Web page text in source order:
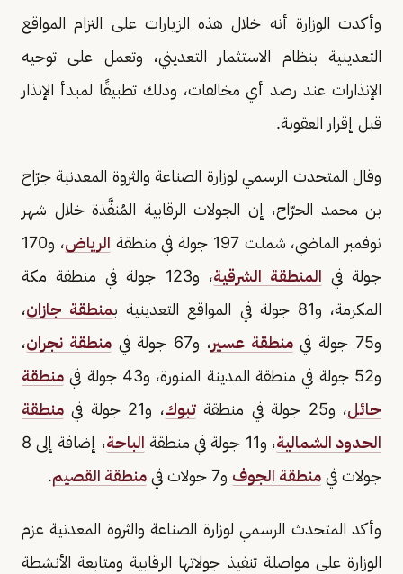
وأكدت الوزارة أنه خلال هذه الزيارات على التزام المواقع
التعدينية بنظام الاستثمار التعديني، وتعمل على توجيه
الإنذارات عند رصد أي مخالفات، وذلك تطبيقًا لمبدأ الإنذار
قبل إقرار العقوبة.
وقال المتحدث الرسمي لوزارة الصناعة والثروة المعدنية جرّاح
بن محمد الجرّاح، إن الجولات الرقابية المُنفَّذة خلال شهر
نوفمبر الماضي، شملت 197 جولة في منطقة
الرياض
، و170
جولة في المنطقة الشرقية
، و123 جولة في منطقة مكة
المكرمة، و81 جولة في المواقع التعدينية ب
منطقة جازان،
و75 جولة في
منطقة عسير، و67 جولة في منطقة نجران،
و52 جولة في منطقة المدينة المنورة، و43 جولة في
منطقة
حائل، و25 جولة في منطقة تبوك، و21 جولة في
منطقة
الحدود الشمالية، و11 جولة في منطقة الباحة
، إضافة إلى 8
جولات في منطقة الجوف و7 جولات في منطقة القصيم.
وأكد المتحدث الرسمي لوزارة الصناعة والثروة المعدنية عزم
الوزارة على مواصلة تنفيذ جولاتها الرقابية ومتابعة الأنشطة